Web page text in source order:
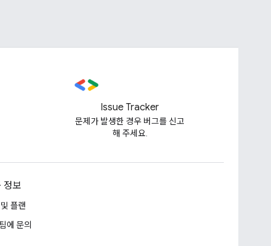
Issue Tracker
문제가 발생한 경우 버그를 신고
해 주세요.
정보
플랜
에 문의